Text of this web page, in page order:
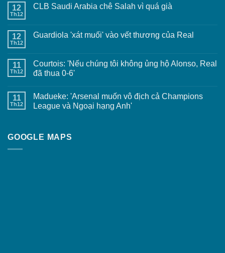
12
Th12
CLB Saudi Arabia chê Salah vì quá già
12
Th12
Guardiola 'xát muối' vào vết thương của Real
11
Th12
Courtois: 'Nếu chúng tôi không ủng hộ Alonso, Real
đã thua 0-6'
11
Th12
Madueke: 'Arsenal muốn vô địch cả Champions
League và Ngoại hạng Anh'
GOOGLE MAPS